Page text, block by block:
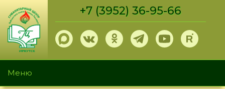
Перейти
основному
содержанию
+7 (3952) 36-95-66
Меню